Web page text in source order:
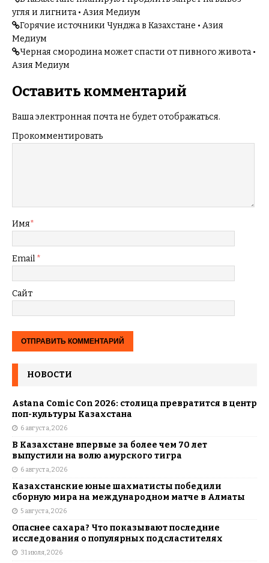
угля и лигнита • Азия Медиум
Горячие источники Чунджа в Казахстане • Азия
Медиум
Черная смородина может спасти от пивного живота •
Азия Медиум
Оставить комментарий
Ваша электронная почта не будет отображаться.
Прокомментировать
Имя*
Email *
Сайт
НОВОСТИ
Astana Comic Con 2026: столица превратится в центр
поп-культуры Казахстана
6 августа, 2026
В Казахстане впервые за более чем 70 лет
выпустили на волю амурского тигра
6 августа, 2026
Казахстанские юные шахматисты победили
сборную мира на международном матче в Алматы
5 августа, 2026
Опаснее сахара? Что показывают последние
исследования о популярных подсластителях
31 июля, 2026